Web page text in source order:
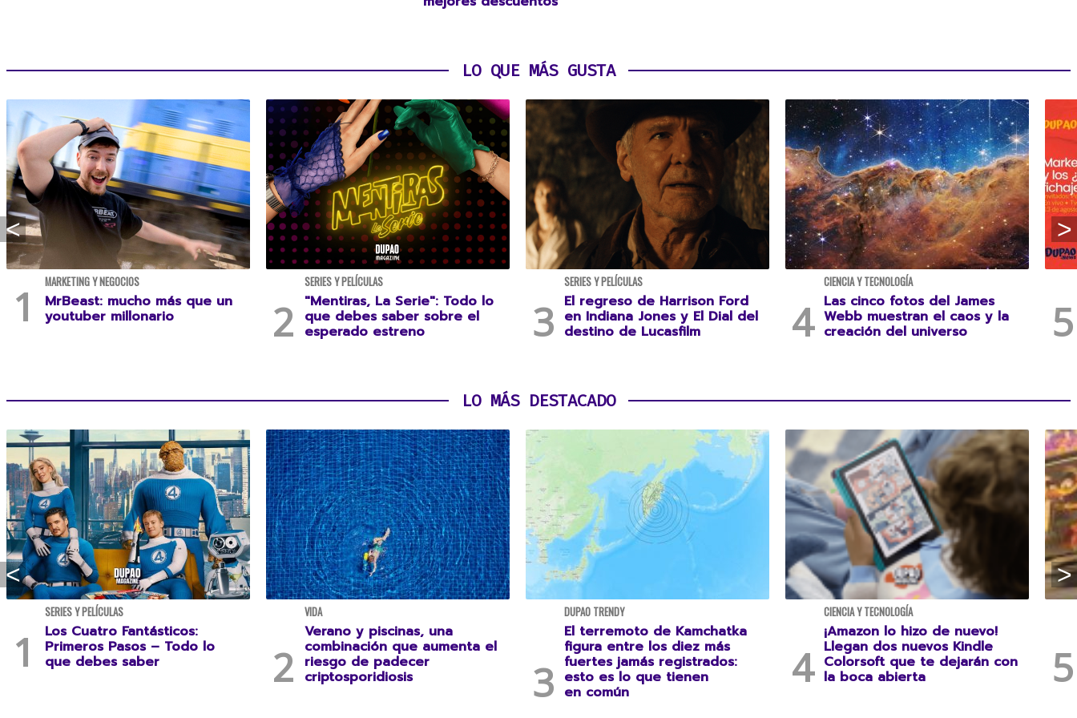
LO QUE MÁS GUSTA
MARKETING Y NEGOCIOS
MrBeast: mucho más que un
youtuber millonario
SERIES Y PELÍCULAS
"Mentiras, La Serie": Todo lo
que debes saber sobre el
esperado estreno
SERIES Y PELÍCULAS
El regreso de Harrison Ford
en Indiana Jones y El Dial del
destino de Lucasfilm
CIENCIA Y TECNOLOGÍA
Las cinco fotos del James
Webb muestran el caos y la
creación del universo
LO MÁS DESTACADO
SERIES Y PELÍCULAS
Los Cuatro Fantásticos:
Primeros Pasos – Todo lo
que debes saber
VIDA
Verano y piscinas, una
combinación que aumenta el
riesgo de padecer
criptosporidiosis
DUPAO TRENDY
El terremoto de Kamchatka
figura entre los diez más
fuertes jamás registrados:
esto es lo que tienen
en común
CIENCIA Y TECNOLOGÍA
¡Amazon lo hizo de nuevo!
Llegan dos nuevos Kindle
Colorsoft que te dejarán con
la boca abierta